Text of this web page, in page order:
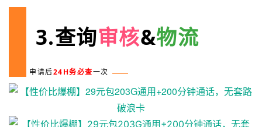
3.查询审核&物流
申请后24H务必查一次